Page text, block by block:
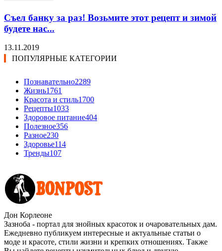
Съел банку за раз! Возьмите этот рецепт и зимой
будете нас...
13.11.2019
ПОПУЛЯРНЫЕ КАТЕГОРИИ
Познавательно2289
Жизнь1761
Красота и стиль1700
Рецепты1033
Здоровое питание404
Полезное356
Разное230
Здоровье114
Тренды107
Дон Корлеоне
Зазноба - портал для знойных красоток и очаровательных дам.
Ежедневно публикуем интересные и актуальные статьи о
моде и красоте, стили жизни и крепких отношениях. Также